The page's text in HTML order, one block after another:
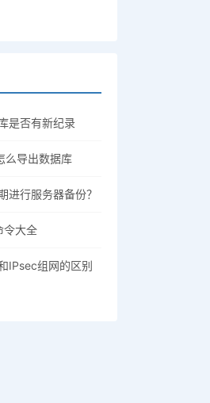
是否有新纪录
么导出数据库
进行服务器备份？
令大全
IPsec组网的区别